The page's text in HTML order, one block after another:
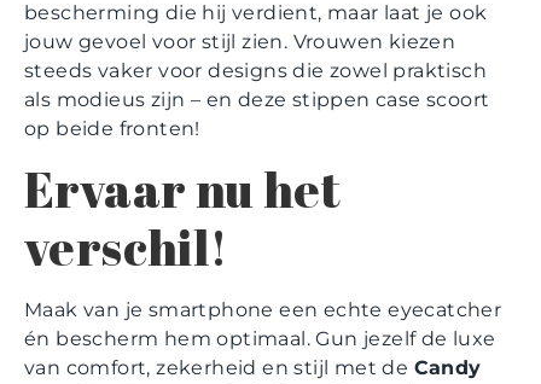
bescherming die hij verdient, maar laat je ook
jouw gevoel voor stijl zien. Vrouwen kiezen
steeds vaker voor designs die zowel praktisch
als modieus zijn – en deze stippen case scoort
op beide fronten!
Ervaar nu het
verschil!
Maak van je smartphone een echte eyecatcher
én bescherm hem optimaal. Gun jezelf de luxe
van comfort, zekerheid en stijl met de Candy